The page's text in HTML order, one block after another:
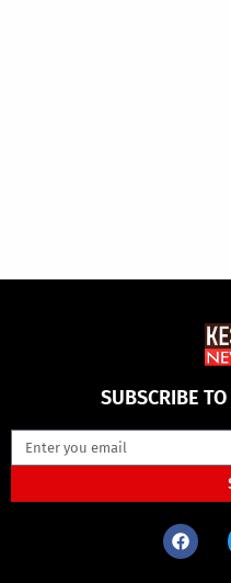
SUBSCRIBE